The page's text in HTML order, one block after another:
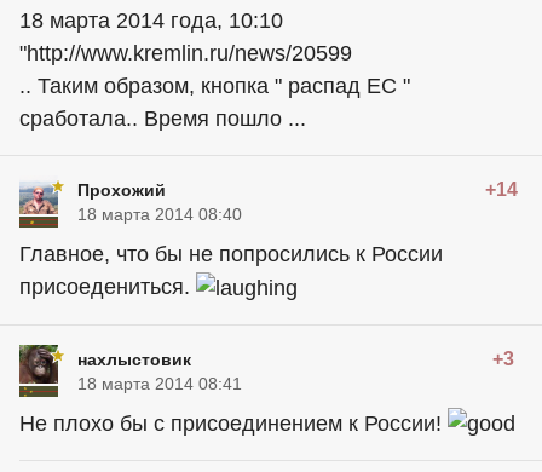
18 марта 2014 года, 10:10
"http://www.kremlin.ru/news/20599
.. Таким образом, кнопка " распад ЕС "
сработала.. Время пошло ...
Прохожий +14
18 марта 2014 08:40
Главное, что бы не попросились к России
присоедениться.
нахлыстовик +3
18 марта 2014 08:41
Не плохо бы с присоединением к России!